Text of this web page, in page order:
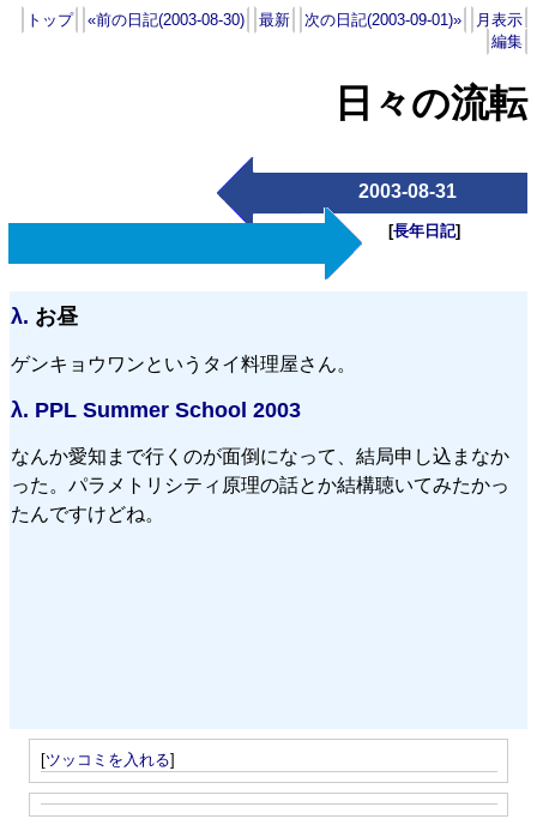
トップ «前の日記(2003-08-30) 最新 次の日記(2003-09-01)»
月表示
編集
日々の流転
2003-08-31
[長年日記]
λ. お昼
ゲンキョウワンというタイ料理屋さん。
λ. PPL Summer School 2003
なんか愛知まで行くのが面倒になって、結局申し込まなか
った。パラメトリシティ原理の話とか結構聴いてみたかっ
たんですけどね。
[ツッコミを入れる]